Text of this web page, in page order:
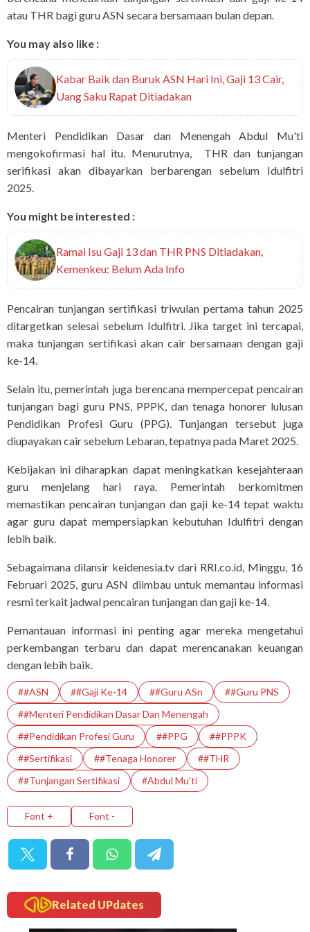
atau THR bagi guru ASN secara bersamaan bulan depan.
You may also like :
Kabar Baik dan Buruk ASN Hari Ini, Gaji 13 Cair,
Uang Saku Rapat Ditiadakan
Menteri Pendidikan Dasar dan Menengah Abdul Mu'ti
mengokofirmasi hal itu. Menurutnya, THR dan tunjangan
serifikasi akan dibayarkan berbarengan sebelum Idulfitri
2025.
You might be interested :
Ramai Isu Gaji 13 dan THR PNS Ditiadakan,
Kemenkeu: Belum Ada Info
Pencairan tunjangan sertifikasi triwulan pertama tahun 2025
ditargetkan selesai sebelum Idulfitri. Jika target ini tercapai,
maka tunjangan sertifikasi akan cair bersamaan dengan gaji
ke-14.
Selain itu, pemerintah juga berencana mempercepat pencairan
tunjangan bagi guru PNS, PPPK, dan tenaga honorer lulusan
Pendidikan Profesi Guru (PPG). Tunjangan tersebut juga
diupayakan cair sebelum Lebaran, tepatnya pada Maret 2025.
Kebijakan ini diharapkan dapat meningkatkan kesejahteraan
guru menjelang hari raya. Pemerintah berkomitmen
memastikan pencairan tunjangan dan gaji ke-14 tepat waktu
agar guru dapat mempersiapkan kebutuhan Idulfitri dengan
lebih baik.
Sebagaimana dilansir keidenesia.tv dari RRI.co.id, Minggu, 16
Februari 2025, guru ASN diimbau untuk memantau informasi
resmi terkait jadwal pencairan tunjangan dan gaji ke-14.
Pemantauan informasi ini penting agar mereka mengetahui
perkembangan terbaru dan dapat merencanakan keuangan
dengan lebih baik.
##ASN ##Gaji Ke-14 ##Guru ASn
##guru PNS
##Menteri Pendidikan Dasar Dan Menengah
##Pendidikan Profesi Guru
##PPG
##PPPK
##Sertifikasi
##tenaga Honorer
##THR
##Tunjangan Sertifikasi
#abdul Mu'ti
Font + Font -
Related UPdates